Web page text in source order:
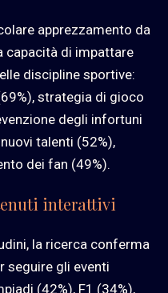
apprezzamento da
capacità di impattare
discipline sportive:
strategia di gioco
degli infortuni
talenti (52%),
dei fan (49%).
interattivi
la ricerca conferma
seguire gli eventi
(42%), F1 (34%),